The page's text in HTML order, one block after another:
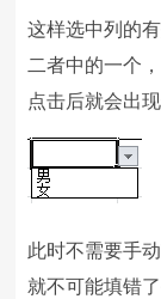
这样选中列的
二者中的一个
点击后就会出
此时不需要手
就不可能填错